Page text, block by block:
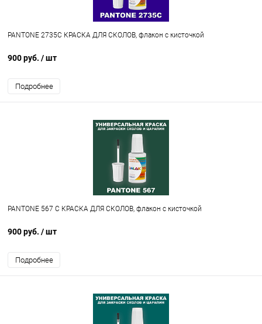
PANTONE 2735C КРАСКА ДЛЯ СКОЛОВ, флакон с кисточкой
900 руб. / шт
Подробнее
PANTONE 567 C КРАСКА ДЛЯ СКОЛОВ, флакон с кисточкой
900 руб. / шт
Подробнее